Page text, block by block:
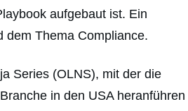
aufgebaut ist. Ein
dem Thema Compliance.
Series (OLNS), mit der die
in den USA heranführen